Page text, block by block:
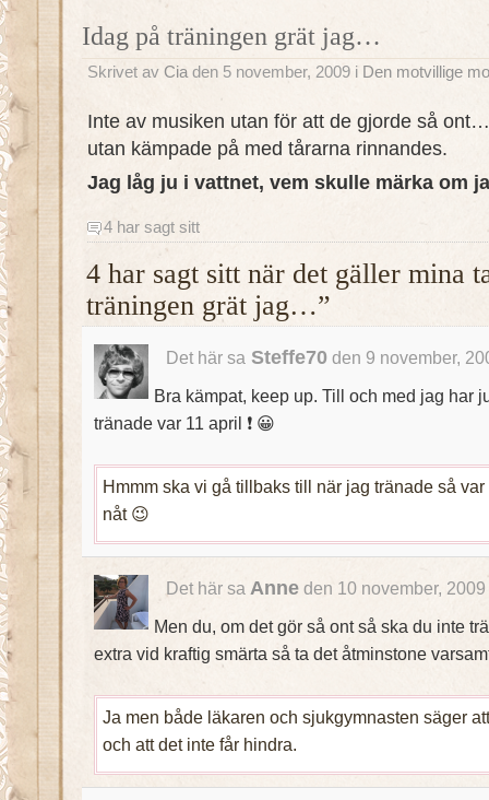
Idag på träningen grät jag…
Skrivet av Cia den 5 november, 2009 i Den motvillige
Inte av musiken utan för att de gjorde så
utan kämpade på med tårarna rinnandes.
Jag låg ju i vattnet, vem skulle märka om
4 har sagt sitt
4 har sagt sitt när det gäller mina
träningen grät jag…”
Det här saSteffe70 den 9 november,
Bra kämpat, keep up. Till och med jag har
tränade var 11 april ❗ 😀
Hmmm ska vi gå tillbaks till när jag tränade så
nåt 😉
Det här sa Anneden 10 november,
Men du, om det gör så ont så ska du inte
extra vid kraftig smärta så ta det åtminstone
Ja men både läkaren och sjukgymnasten säger
och att det inte får hindra.